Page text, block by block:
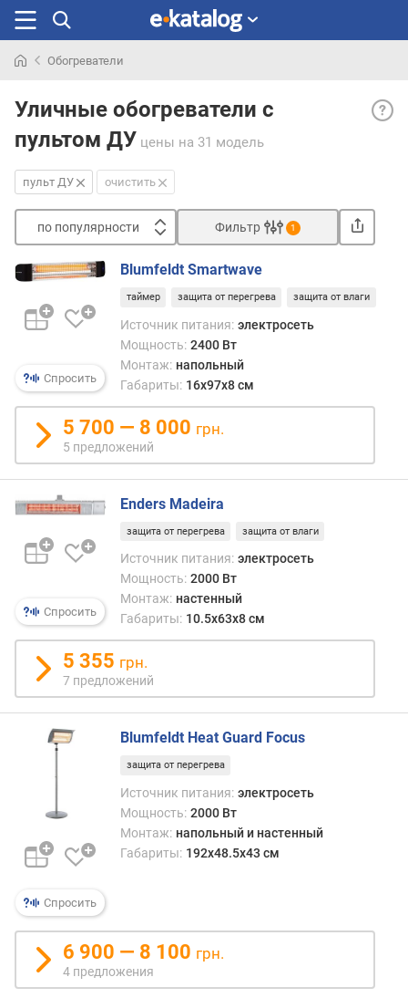
раньше
Обогреватели
Уличные обогреватели с
пультом ДУ цены на 31 модель
ДУ
в
в
раз
пульт ДУ очистить
по популярности
п
о
п
у
л
р
т
о
д
е
ш
е
в
ы
к
о
и
о
т
д
о
р
Фильтр 1
Спросить
Blumfeldt Smartwave
таймер защита от перегрева защита от влаги
Источник питания: электросеть
Мощность: 2400 Вт
Монтаж: напольный
Габариты: 16x97x8 см
5 700 — 8 000 грн.
5 предложений
Спросить
Enders Madeira
защита от перегрева защита от влаги
Источник питания: электросеть
Мощность: 2000 Вт
Монтаж: настенный
Габариты: 10.5x63x8 см
5 355 грн.
7 предложений
Спросить
Blumfeldt Heat Guard Focus
защита от перегрева
Источник питания: электросеть
Мощность: 2000 Вт
Монтаж: напольный и настенный
Габариты: 192x48.5x43 см
6 900 — 8 100 грн.
4 предложения